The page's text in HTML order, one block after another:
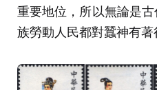
重要地位，所以無論是
族勞動人民都對蠶神有著